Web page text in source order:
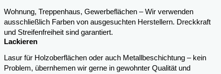
Wohnung, Treppenhaus, Gewerbeflächen – Wir verwenden
ausschließlich Farben von ausgesuchten Herstellern. Dreckkraft
und Streifenfreiheit sind garantiert.
Lackieren
Lasur für Holzoberflächen oder auch Metallbeschichtung – kein
Problem, übernhemen wir gerne in gewohnter Qualität und